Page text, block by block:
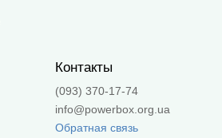
Контакты
(093) 370-17-74
info@powerbox.org.ua
Обратная связь